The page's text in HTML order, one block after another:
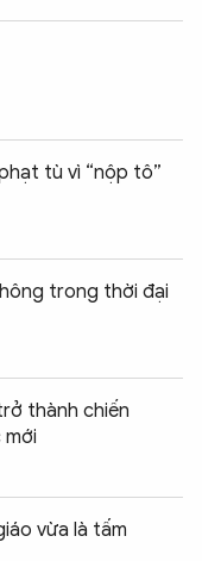
tù vì “nộp tô”
trong thời đại
thành chiến
vừa là tấm